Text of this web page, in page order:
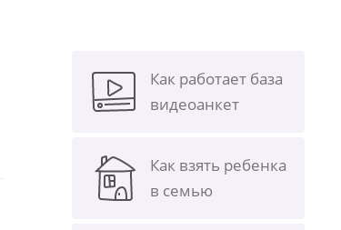
Как работает база
видеоанкет
Как взять ребенка
в семью